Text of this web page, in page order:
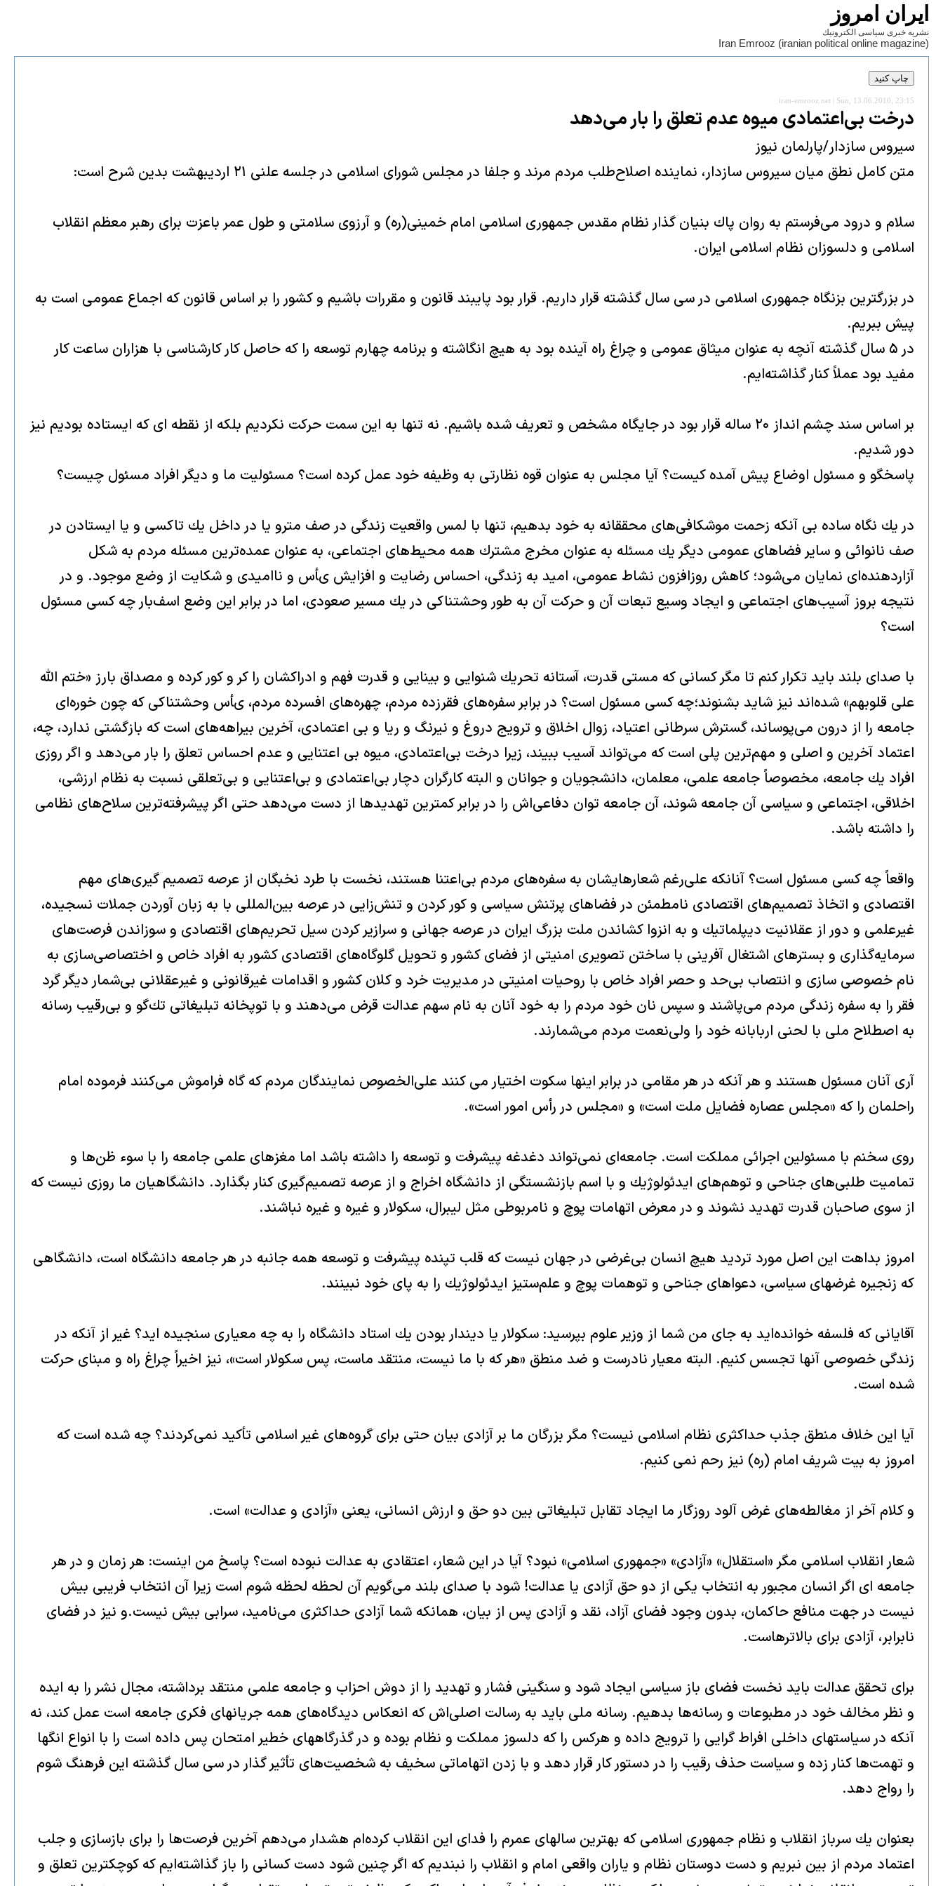
ايران امروز
نشريه خبری سياسی الكترونيك
Iran Emrooz (iranian political online magazine)
iran-emrooz.net | Sun, 13.06.2010, 23:15
درخت بى‌اعتمادى ميوه عدم تعلق را بار مى‌دهد
سيروس سازدار/پارلمان نیوز
متن كامل نطق ميان سيروس سازدار، نماينده اصلاح‌طلب مردم مرند و جلفا در مجلس شوراى اسلامى در جلسه علنى ۲۱ ارديبهشت بدين شرح است:
سلام و درود مى‌فرستم به روان پاك بنيان گذار نظام مقدس جمهورى اسلامى امام خمينى(ره) و آرزوى سلامتى و طول عمر باعزت براى رهبر معظم انقلاب
اسلامى و دلسوزان نظام اسلامى ايران.
در بزرگترين بزنگاه جمهورى اسلامى در سى سال گذشته قرار داريم. قرار بود پايبند قانون و مقررات باشيم و كشور را بر اساس قانون كه اجماع عمومى است به
پيش ببريم.
در ۵ سال گذشته آنچه به عنوان ميثاق عمومى و چراغ راه آينده بود به هيچ انگاشته و برنامه چهارم توسعه را كه حاصل كار كارشناسى با هزاران ساعت كار
مفيد بود عملاً كنار گذاشته‌ايم.
بر اساس سند چشم انداز ۲۰ ساله قرار بود در جايگاه مشخص و تعريف شده باشيم. نه تنها به اين سمت حركت نكرديم بلكه از نقطه اى كه ايستاده بوديم نيز
دور شديم.
پاسخگو و مسئول اوضاع پيش آمده كيست؟ آيا مجلس به عنوان قوه نظارتى به وظيفه خود عمل كرده است؟ مسئوليت ما و ديگر افراد مسئول چيست؟
در يك نگاه ساده بى آنكه زحمت موشكافى‌هاى محققانه به خود بدهيم، تنها با لمس واقعيت زندگى در صف مترو يا در داخل يك تاكسى و يا ايستادن در
صف نانوائى و ساير فضاهاى عمومى ديگر يك مسئله به عنوان مخرج مشترك همه محيط‌هاى اجتماعى، به عنوان عمده‌ترين مسئله مردم به شكل
آزاردهنده‌اى نمايان مى‌شود؛ كاهش روزافزون نشاط عمومى، اميد به زندگى، احساس رضايت و افزايش ىأس و نااميدى و شكايت از وضع موجود. و در
نتيجه بروز آسيب‌هاى اجتماعى و ايجاد وسيع تبعات آن و حركت آن به طور وحشتناكى در يك مسير صعودى، اما در برابر اين وضع اسف‌بار چه كسى مسئول
است؟
با صداى بلند بايد تكرار كنم تا مگر كسانى كه مستى قدرت، آستانه تحريك شنوايى و بينايى و قدرت فهم و ادراكشان را كر و كور كرده و مصداق بارز «ختم اللّه
على قلوبهم» شده‌اند نيز شايد بشنوند؛چه كسى مسئول است؟ در برابر سفره‌هاى فقرزده مردم، چهره‌هاى افسرده مردم، ىأس وحشتناكى كه چون خوره‌اى
جامعه را از درون مى‌پوساند، گسترش سرطانى اعتياد، زوال اخلاق و ترويج دروغ و نيرنگ و ريا و بى اعتمادى، آخرين بيراهه‌‌هاى است كه بازگشتى ندارد، چه،
اعتماد آخرين و اصلى و مهم‌ترين پلى است كه مى‌تواند آسيب ببيند، زيرا درخت بى‌اعتمادى، ميوه بى اعتنايى و عدم احساس تعلق را بار مى‌دهد و اگر روزى
افراد يك جامعه، مخصوصاً جامعه علمى، معلمان، دانشجويان و جوانان و البته كارگران دچار بى‌اعتمادى و بى‌اعتنايى و بى‌تعلقى نسبت به نظام ارزشى،
اخلاقى، اجتماعى و سياسى آن جامعه شوند‌، آن جامعه توان دفاعى‌اش را در برابر كمترين تهديدها از دست مى‌دهد حتى اگر پيشرفته‌ترين سلاح‌هاى نظامى
را داشته باشد.
واقعاً چه كسى مسئول است؟ آنانكه على‌رغم شعارهايشان به سفره‌هاى مردم بى‌اعتنا هستند، نخست با طرد نخبگان از عرصه تصميم گيرى‌هاى مهم
اقتصادى و اتخاذ تصميم‌هاى اقتصادى نامطمئن در فضاهاى پرتنش سياسى و كور كردن و تنش‌زايى در عرصه بين‌المللى با به زبان آوردن جملات نسجيده،
غيرعلمى و دور از عقلانيت ديپلماتيك و به انزوا كشاندن ملت بزرگ ايران در عرصه جهانى و سرازير كردن سيل تحريم‌هاى اقتصادى و سوزاندن فرصت‌هاى
سرمايه‌گذارى و بسترهاى اشتغال آفرينى با ساختن تصويرى امنيتى از فضاى كشور و تحويل گلوگاه‌هاى اقتصادى كشور به افراد خاص و اختصاصى‌سازى به
نام خصوصى سازى و انتصاب بى‌حد و حصر افراد خاص با روحيات امنيتى در مديريت خرد و كلان كشور و اقدامات غيرقانونى و غيرعقلانى بى‌شمار ديگر گرد
فقر را به سفره زندگى مردم مى‌پاشند و سپس نان خود مردم را به خود آنان به نام سهم عدالت قرض مى‌دهند و با توپخانه تبليغاتى تك‌گو و بى‌رقيب رسانه
به اصطلاح ملى با لحنى اربابانه خود را ولى‌نعمت مردم مى‌شمارند.
آرى آنان مسئول هستند و هر آنكه در هر مقامى در برابر اينها سكوت اختيار مى كنند على‌الخصوص نمايندگان مردم كه گاه فراموش مى‌كنند فرموده امام
راحلمان را كه «مجلس عصاره فضايل ملت است» و «مجلس در رأس امور است».
روى سخنم با مسئولين اجرائى مملكت است. جامعه‌اى نمى‌تواند دغدغه پيشرفت و توسعه را داشته باشد اما مغزهاى علمى جامعه را با سوء ظن‌ها و
تماميت طلبى‌هاى جناحى و توهم‌هاى ايدئولوژيك و با اسم بازنشستگى از دانشگاه اخراج و از عرصه تصميم‌گيرى كنار بگذارد. دانشگاهيان ما روزى نيست كه
از سوى صاحبان قدرت تهديد نشوند و در معرض اتهامات پوچ و نامربوطى مثل ليبرال، سكولار و غيره و غيره نباشند.
امروز بداهت اين اصل مورد ترديد هيچ انسان بى‌غرضى در جهان نيست كه قلب تپنده پيشرفت و توسعه همه جانبه در هر جامعه دانشگاه است، دانشگاهى
كه زنجيره غرضهاى سياسى، دعواهاى جناحى و توهمات پوچ و علم‌ستيز ايدئولوژيك را به پاى خود نبينند.
آقايانى كه فلسفه خوانده‌ايد به جاى من شما از وزير علوم بپرسيد: سكولار يا ديندار بودن يك استاد دانشگاه را به چه معيارى سنجيده ايد؟ غير از آنكه در
زندگى خصوصى آنها تجسس كنيم. البته معيار نادرست و ضد منطق «هر كه با ما نيست، منتقد ماست، پس سكولار است»، نيز اخيراً چراغ راه و مبناى حركت
شده است.
آيا اين خلاف منطق جذب حداكثرى نظام اسلامى نيست؟ مگر بزرگان ما بر آزادى بيان حتى براى گروه‌هاى غير اسلامى تأكيد نمى‌كردند؟ چه شده است كه
امروز به بيت شريف امام (ره) نيز رحم نمى كنيم.
و كلام آخر از مغالطه‌هاى غرض آلود روزگار ما ايجاد تقابل تبليغاتى بين دو حق و ارزش انسانى، يعنى «آزادى و عدالت» است.
شعار انقلاب اسلامى مگر «استقلال» «آزادى» «جمهورى اسلامى» نبود؟ آيا در اين شعار، اعتقادى به عدالت نبوده است؟ پاسخ من اينست: هر زمان و در هر
جامعه اى اگر انسان مجبور به انتخاب يكى از دو حق آزادى يا عدالت! شود با صداى بلند مى‌گويم آن لحظه لحظه شوم است زيرا آن انتخاب فريبى بيش
نيست در جهت منافع حاكمان، بدون وجود فضاى آزاد، نقد و آزادى پس از بيان، همانكه شما آزادى حداكثرى مى‌ناميد، سرابى بيش نيست.و نيز در فضاى
نابرابر، آزادى براى بالاترهاست.
براى تحقق عدالت بايد نخست فضاى باز سياسى ايجاد شود و سنگينى فشار و تهديد را از دوش احزاب و جامعه علمى منتقد برداشته، مجال نشر را به ايده
و نظر مخالف خود در مطبوعات و رسانه‌ها بدهيم. رسانه ملى بايد به رسالت اصلى‌اش كه انعكاس ديدگاه‌هاى همه جريانهاى فكرى جامعه است عمل كند، نه
آنكه در سياستهاى داخلى افراط گرايى را ترويج داده و هركس را كه دلسوز مملكت و نظام بوده و در گذرگاههاى خطير امتحان پس داده است را با انواع انگها
و تهمت‌ها كنار زده و سياست حذف رقيب را در دستور كار قرار دهد و با زدن اتهاماتى سخيف به شخصيت‌هاى تأثير گذار در سى سال گذشته اين فرهنگ شوم
را رواج دهد.
بعنوان يك سرباز انقلاب و نظام جمهورى اسلامى كه بهترين سالهاى عمرم را فداى اين انقلاب كرده‌ام هشدار مى‌دهم آخرين فرصت‌ها را براى بازسازى و جلب
اعتماد مردم از بين نبريم و دست دوستان نظام و ياران واقعى امام و انقلاب را نبنديم كه اگر چنين شود دست كسانى را باز گذاشته‌ايم كه كوچكترين تعلق و